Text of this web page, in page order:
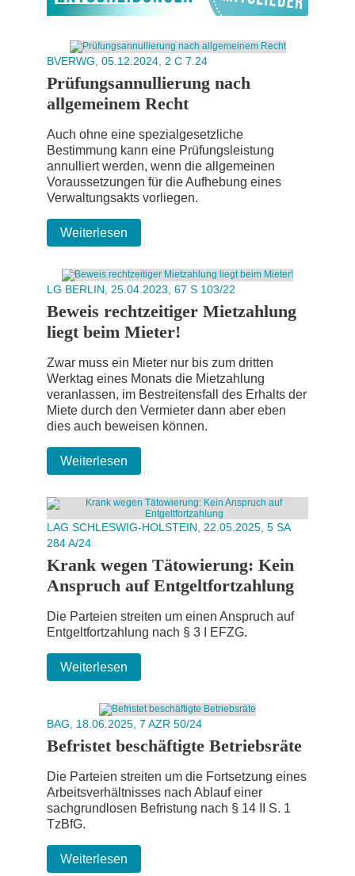
BVERWG, 05.12.2024, 2 C 7.24
Prüfungsannullierung nach
allgemeinem Recht
Auch ohne eine spezialgesetzliche
Bestimmung kann eine Prüfungsleistung
annulliert werden, wenn die allgemeinen
Voraussetzungen für die Aufhebung eines
Verwaltungsakts vorliegen.
Weiterlesen
LG BERLIN, 25.04.2023, 67 S 103/22
Beweis rechtzeitiger Mietzahlung
liegt beim Mieter!
Zwar muss ein Mieter nur bis zum dritten
Werktag eines Monats die Mietzahlung
veranlassen, im Bestreitensfall des Erhalts der
Miete durch den Vermieter dann aber eben
dies auch beweisen können.
Weiterlesen
LAG SCHLESWIG-HOLSTEIN, 22.05.2025, 5 SA
284 A/24
Krank wegen Tätowierung: Kein
Anspruch auf Entgeltfortzahlung
Die Parteien streiten um einen Anspruch auf
Entgeltfortzahlung nach § 3 I EFZG.
Weiterlesen
BAG, 18.06.2025, 7 AZR 50/24
Befristet beschäftigte Betriebsräte
Die Parteien streiten um die Fortsetzung eines
Arbeitsverhältnisses nach Ablauf einer
sachgrundlosen Befristung nach § 14 II S. 1
TzBfG.
Weiterlesen